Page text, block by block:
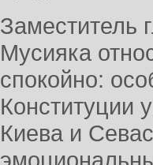
Заместитель
Мусияка
спокойно:
Конституции
Киева и